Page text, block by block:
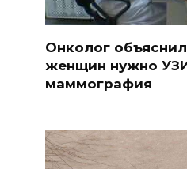
Онколог
женщин нужно
маммография